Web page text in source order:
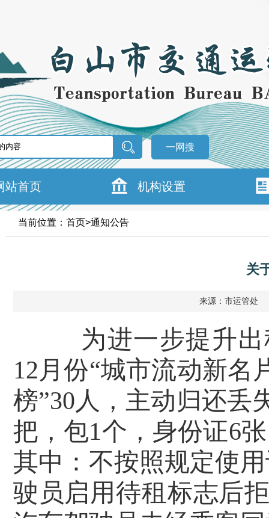
一网搜
站首页 机构设置
当前位置： 首页>通知公告
关
来源：市运管处
为进一步提升
12月份“城市流动新名
榜”30人，主动归还丢
把，包1个，身份证6
其中：不按照规定使
驶员启用待租标志后